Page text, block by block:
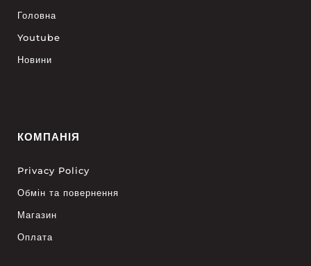
Головна
Youtube
Новини
КОМПАНІЯ
Privacy Policy
Обмін та повернення
Магазин
Оплата